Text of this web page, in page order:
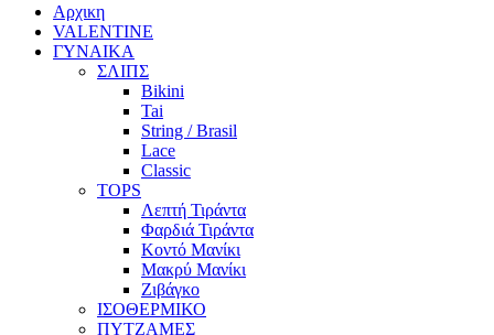
Αρχικη
VALENTINE
ΓΥΝΑΙΚΑ
ΣΛΙΠΣ
Bikini
Tai
String / Brasil
Lace
Classic
TOPS
Λεπτή Τιράντα
Φαρδιά Τιράντα
Κοντό Μανίκι
Μακρύ Μανίκι
Ζιβάγκο
ΙΣΟΘΕΡΜΙΚΟ
ΠΥΤΖΑΜΕΣ